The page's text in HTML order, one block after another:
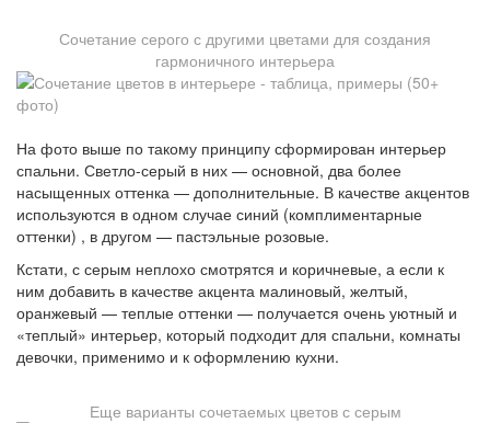
Сочетание серого с другими цветами для создания
гармоничного интерьера
На фото выше по такому принципу сформирован интерьер
спальни. Светло-серый в них — основной, два более
насыщенных оттенка — дополнительные. В качестве акцентов
используются в одном случае синий (комплиментарные
оттенки) , в другом — пастэльные розовые.
Кстати, с серым неплохо смотрятся и коричневые, а если к
ним добавить в качестве акцента малиновый, желтый,
оранжевый — теплые оттенки — получается очень уютный и
«теплый» интерьер, который подходит для спальни, комнаты
девочки, применимо и к оформлению кухни.
Еще варианты сочетаемых цветов с серым